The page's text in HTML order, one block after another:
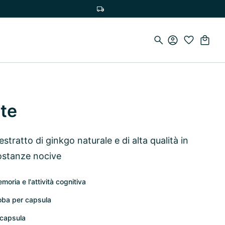
di ginkgo naturale e di alta qualità in
nocive
e l'attività cognitiva
per capsula